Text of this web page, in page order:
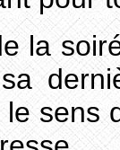
la
sens